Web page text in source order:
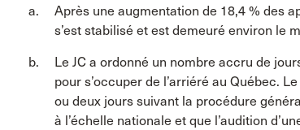
Après une augmentation de 18,4 % des
s’est stabilisé et est demeuré environ le
Le JC a ordonné un nombre accru de
pour s’occuper de l’arriéré au Québec.
ou deux jours suivant la procédure
à l’échelle nationale et que l’audition